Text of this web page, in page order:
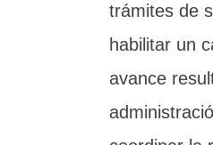
trámites de
habilitar un
avance